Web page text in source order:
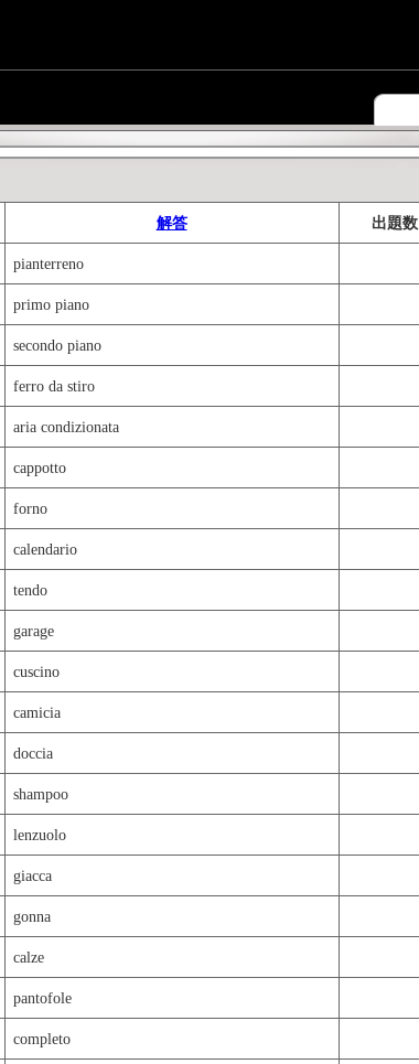
解答 出題数
pianterreno
primo piano
secondo piano
ferro da stiro
aria condizionata
cappotto
forno
calendario
tendo
garage
cuscino
camicia
doccia
shampoo
lenzuolo
giacca
gonna
calze
pantofole
completo